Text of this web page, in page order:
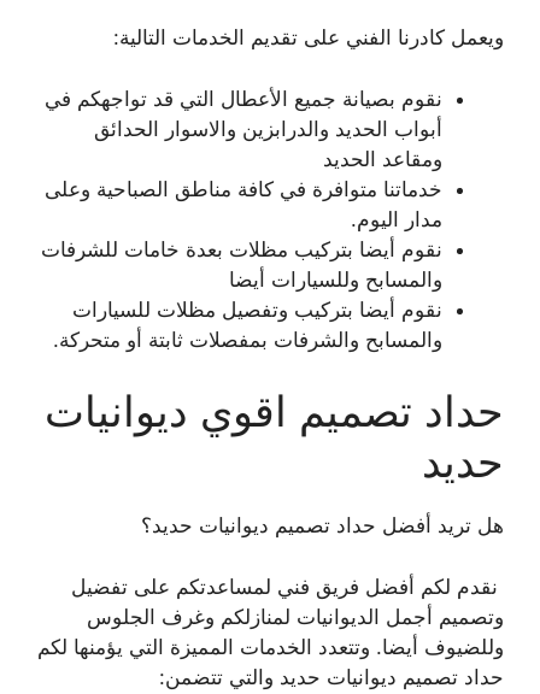
ويعمل كادرنا الفني على تقديم الخدمات التالية:
نقوم بصيانة جميع الأعطال التي قد تواجهكم في
أبواب الحديد والدرابزين والاسوار الحدائق
ومقاعد الحديد
خدماتنا متوافرة في كافة مناطق الصباحية وعلى
مدار اليوم.
نقوم أيضا بتركيب مظلات بعدة خامات للشرفات
والمسابح وللسيارات أيضا
نقوم أيضا بتركيب وتفصيل مظلات للسيارات
والمسابح والشرفات بمفصلات ثابتة أو متحركة.
حداد تصميم اقوي ديوانيات
حديد
هل تريد أفضل حداد تصميم ديوانيات حديد؟
نقدم لكم أفضل فريق فني لمساعدتكم على تفضيل
وتصميم أجمل الديوانيات لمنازلكم وغرف الجلوس
وللضيوف أيضا. وتتعدد الخدمات المميزة التي يؤمنها لكم
حداد تصميم ديوانيات حديد والتي تتضمن: